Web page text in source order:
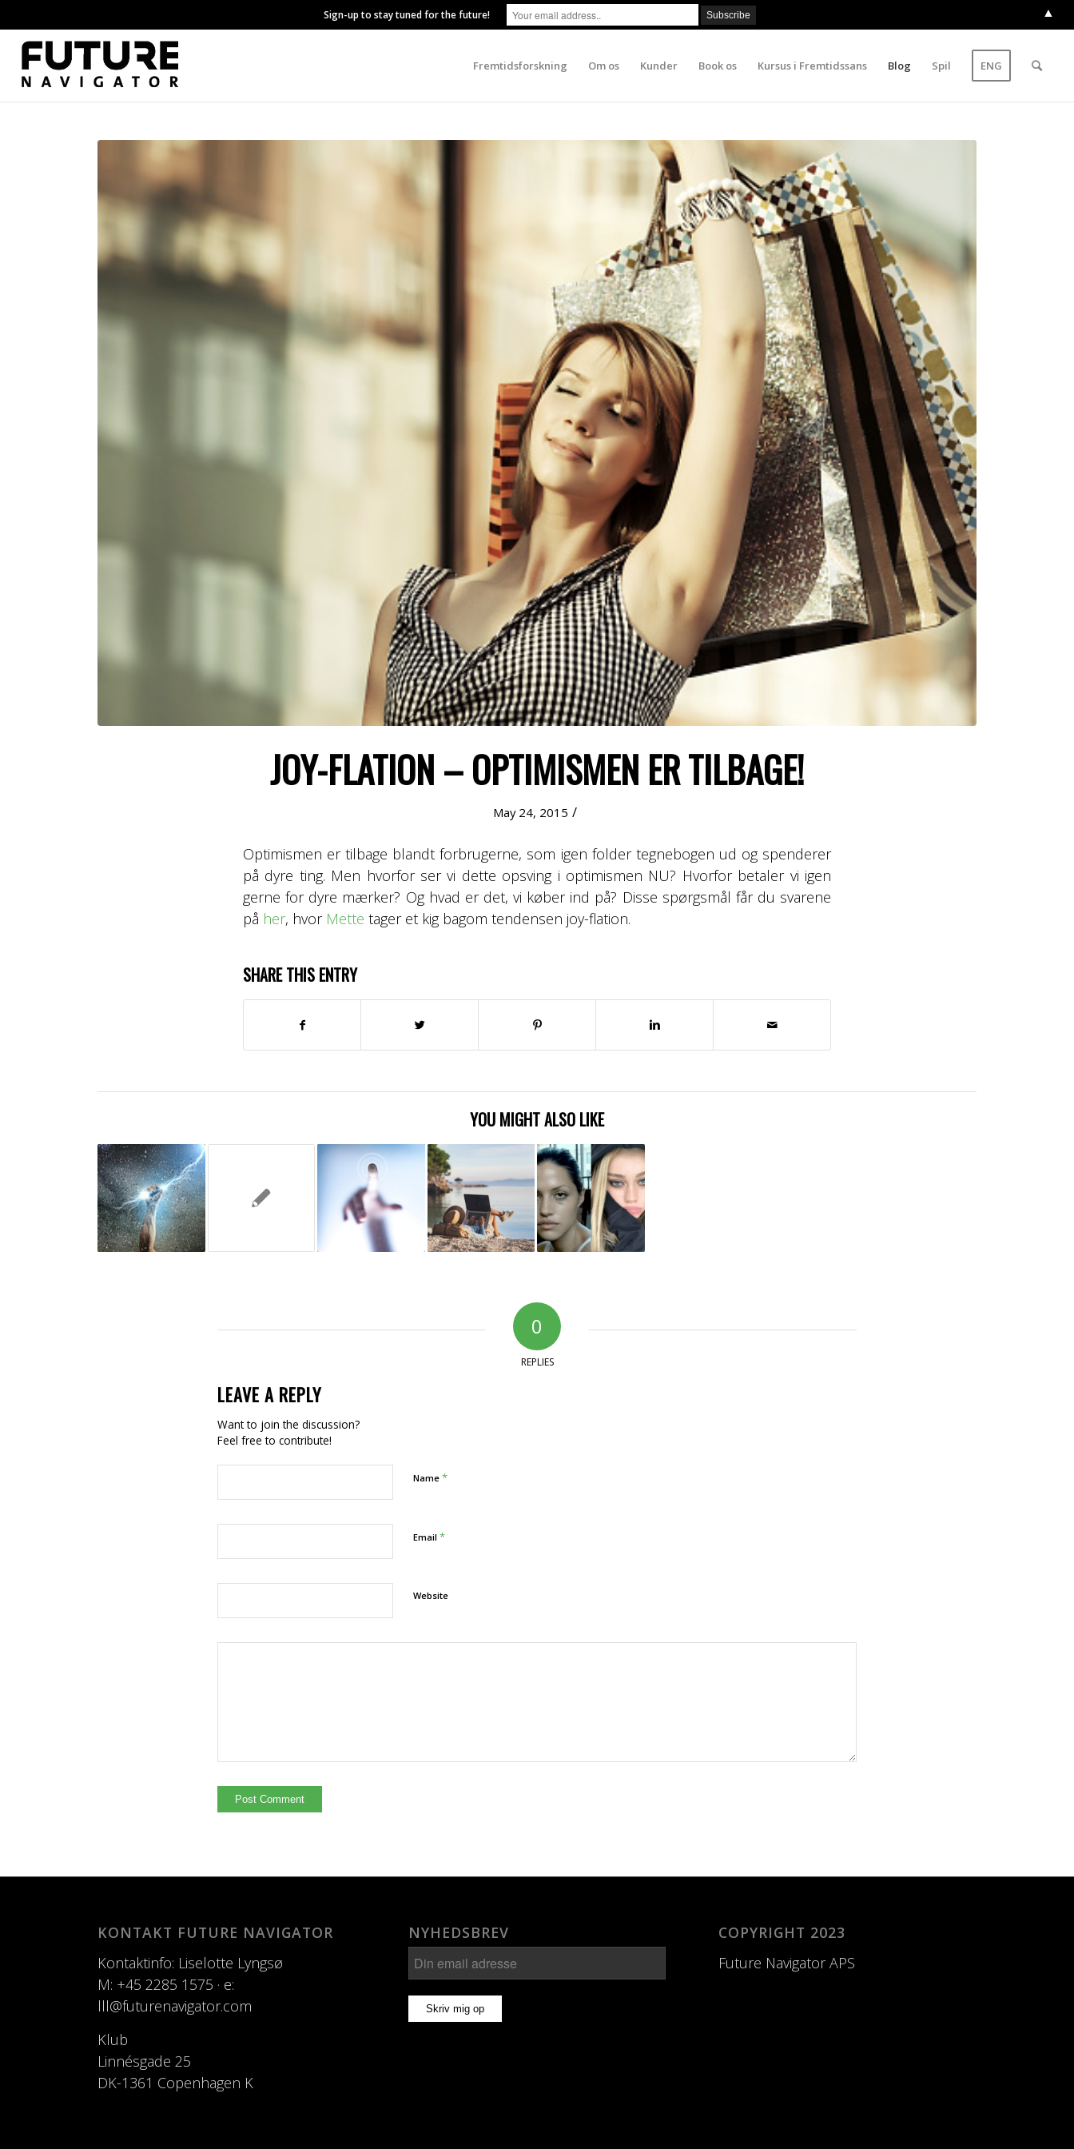
Fremtidsforskning Om os Kunder Book os Kursus i Fremtidssans Blog Spil ENG
JOY-FLATION – OPTIMISMEN ER TILBAGE!
May 24, 2015 /
Optimismen er tilbage blandt forbrugerne, som igen folder tegnebogen ud og spenderer
på dyre ting. Men hvorfor ser vi dette opsving i optimismen NU? Hvorfor betaler vi igen
gerne for dyre mærker? Og hvad er det, vi køber ind på? Disse spørgsmål får du svarene
på her, hvor Mette tager et kig bagom tendensen joy-flation.
SHARE THIS ENTRY
YOU MIGHT ALSO LIKE
0
REPLIES
LEAVE A REPLY
Want to join the discussion?
Feel free to contribute!
Name *
Email *
Website
KONTAKT FUTURE NAVIGATOR
Kontaktinfo: Liselotte Lyngsø
M: +45 2285 1575 · e:
lll@futurenavigator.com
Klub
Linnésgade 25
DK-1361 Copenhagen K
NYHEDSBREV
COPYRIGHT 2023
Future Navigator APS
Sign-up to stay tuned for the future! ▲